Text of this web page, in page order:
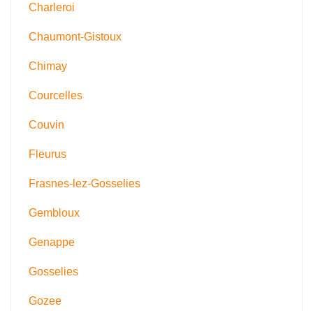
Charleroi
Chaumont-Gistoux
Chimay
Courcelles
Couvin
Fleurus
Frasnes-lez-Gosselies
Gembloux
Genappe
Gosselies
Gozee